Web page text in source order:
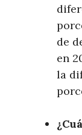
de
en
la